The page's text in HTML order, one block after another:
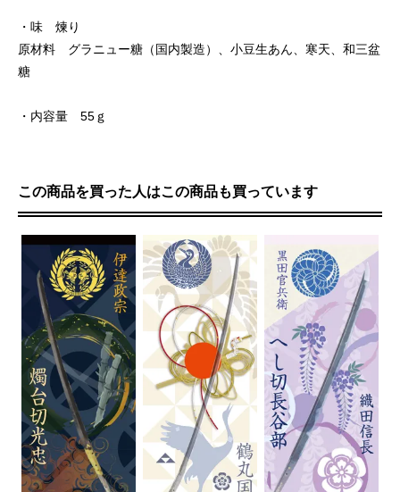
・味 煉り
原材料 グラニュー糖（国内製造）、小豆生あん、寒天、和三盆
糖
・内容量 55ｇ
この商品を買った人はこの商品も買っています